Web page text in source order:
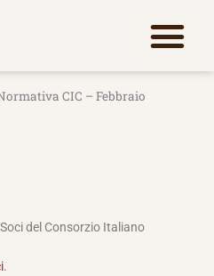
CIC – Febbraio
del Consorzio Italiano
.